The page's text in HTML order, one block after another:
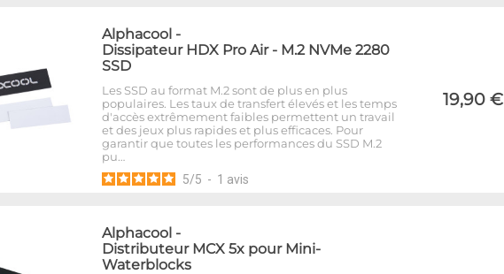
Alphacool -
Dissipateur HDX Pro Air - M.2 NVMe 2280
SSD
Les SSD au format M.2 sont de plus en plus
populaires. Les taux de transfert élevés et les temps
d'accès extrêmement faibles permettent un travail
et des jeux plus rapides et plus efficaces. Pour
garantir que toutes les performances du SSD M.2
pu…
5/5 - 1 avis
19,90 €
Alphacool -
Distributeur MCX 5x pour Mini-
Waterblocks